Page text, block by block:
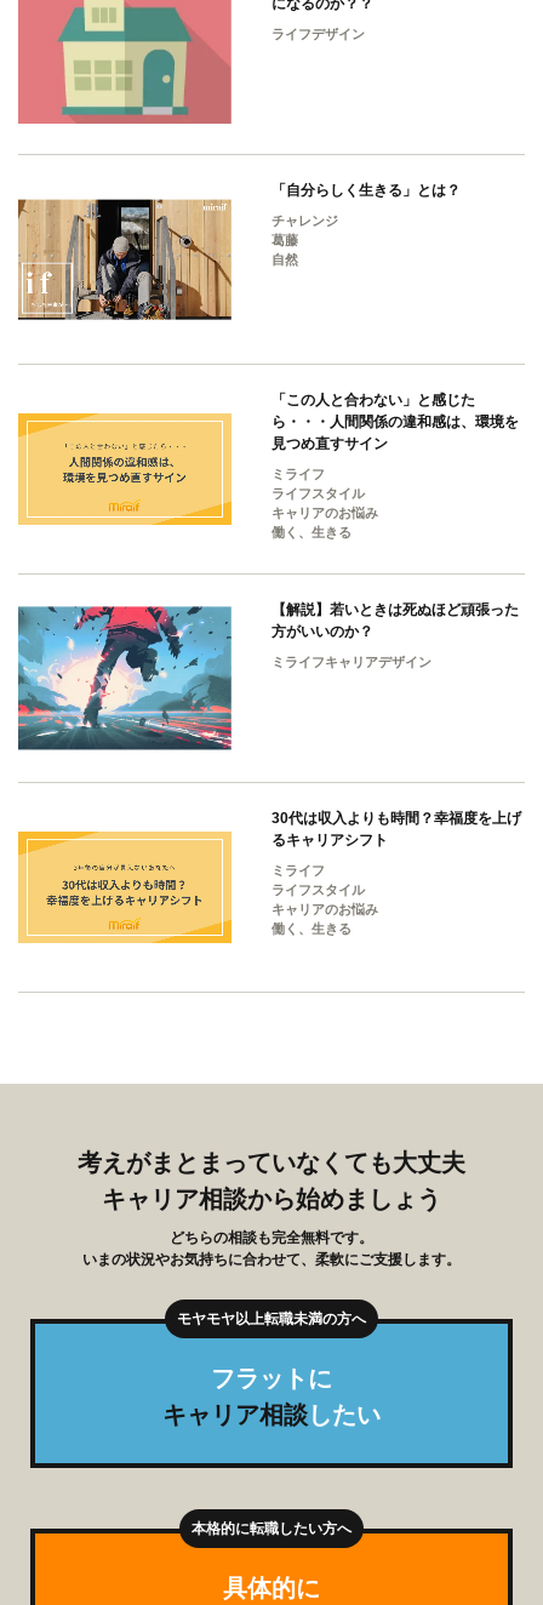
ライフデザイン
「自分らしく生きる」とは？
チャレンジ
葛藤
自然
「この人と合わない」と感じた
ら・・・人間関係の違和感は、環境を
見つめ直すサイン
ミライフ
ライフスタイル
キャリアのお悩み
働く、生きる
【解説】若いときは死ぬほど頑張った
方がいいのか？
ミライフキャリアデザイン
30代は収入よりも時間？幸福度を上げ
るキャリアシフト
ミライフ
ライフスタイル
キャリアのお悩み
働く、生きる
考えがまとまっていなくても大丈夫
キャリア相談から始めましょう
どちらの相談も完全無料です。
いまの状況やお気持ちに合わせて、柔軟にご支援します。
フラットに
キャリア相談したい
具体的に